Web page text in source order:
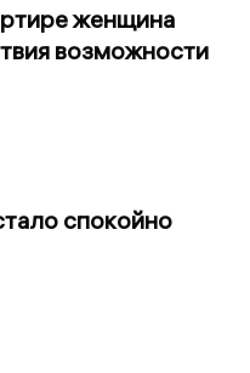
женщина
возможности
спокойно